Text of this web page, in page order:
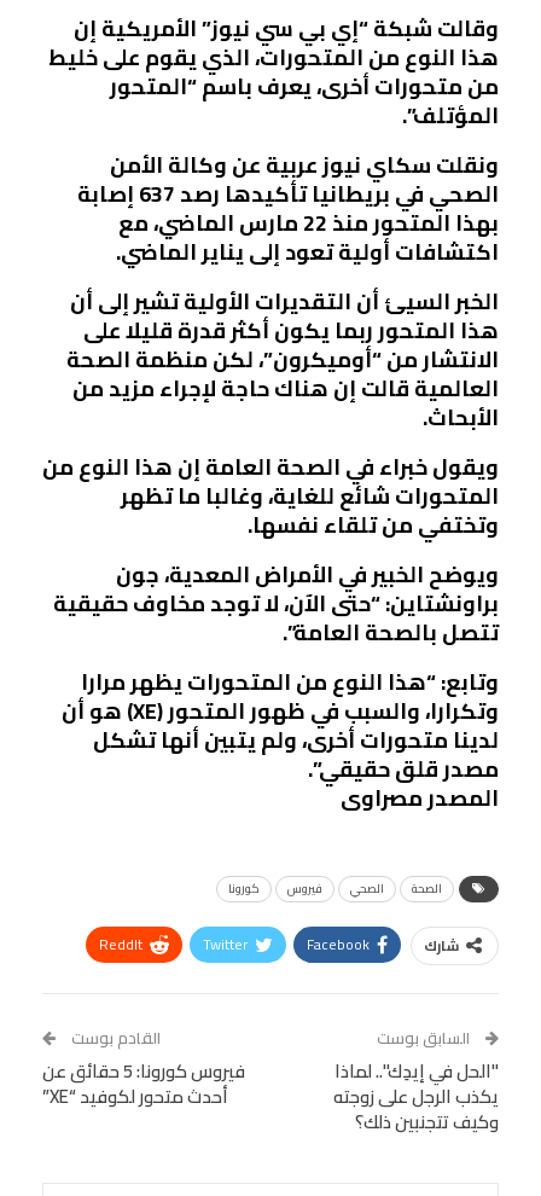
وقالت شبكة “إي بي سي نيوز” الأمريكية إن
هذا النوع من المتحورات، الذي يقوم على خليط
من متحورات أخرى، يعرف باسم “المتحور
المؤتلف”.
ونقلت سكاي نيوز عربية عن وكالة الأمن
الصحي في بريطانيا تأكيدها رصد 637 إصابة
بهذا المتحور منذ 22 مارس الماضي، مع
اكتشافات أولية تعود إلى يناير الماضي.
الخبر السيئ أن التقديرات الأولية تشير إلى أن
هذا المتحور ربما يكون أكثر قدرة قليلا على
الانتشار من “أوميكرون”، لكن منظمة الصحة
العالمية قالت إن هناك حاجة لإجراء مزيد من
الأبحاث.
ويقول خبراء في الصحة العامة إن هذا النوع من
المتحورات شائع للغاية، وغالبا ما تظهر
وتختفي من تلقاء نفسها.
ويوضح الخبير في الأمراض المعدية، جون
براونشتاين: “حتى الآن، لا توجد مخاوف حقيقية
تتصل بالصحة العامة”.
وتابع: “هذا النوع من المتحورات يظهر مرارا
وتكرارا، والسبب في ظهور المتحور (XE) هو أن
لدينا متحورات أخرى، ولم يتبين أنها تشكل
مصدر قلق حقيقي”.
المصدر مصراوى
الصحة الصحي فيروس كورونا
شارك Facebook
Twitter
ReddIt
Tumblr
البريد الإلكتروني
StumbleUpon
VK
Digg
LINE
BlackBerry
Viber
السابق بوست
"الحل في إيدِك".. لماذا
يكذب الرجل على زوجته
وكيف تتجنبين ذلك؟
القادم بوست
فيروس كورونا: 5 حقائق عن
أحدث متحور لكوفيد “XE”